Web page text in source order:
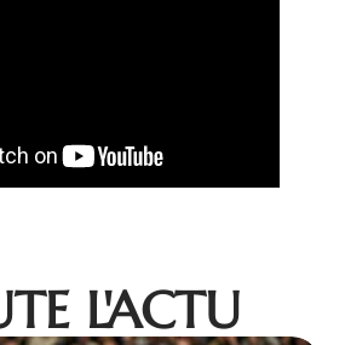
L'ACTU